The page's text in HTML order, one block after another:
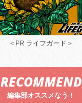
＜PR ライフガード＞
RECOMMEND
編集部オススメなう！